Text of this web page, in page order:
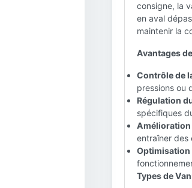
consigne, la
en aval
maintenir la
Avantages
Contrôle de
pressions ou
Régulation
spécifiques
Amélioration
entraîner des
Optimisation
Types de